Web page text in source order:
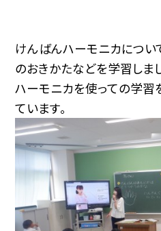
けんばんハーモニカについ
のおきかたなどを学習しま
ハーモニカを使っての学習
ています。